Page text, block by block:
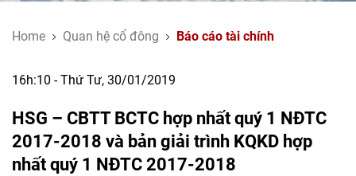
Home Quan hệ cổ đông Báo cáo tài chính
16h:10 - Thứ Tư, 30/01/2019
HSG – CBTT BCTC hợp nhất quý 1 NĐTC
2017-2018 và bản giải trình KQKD hợp
nhất quý 1 NĐTC 2017-2018